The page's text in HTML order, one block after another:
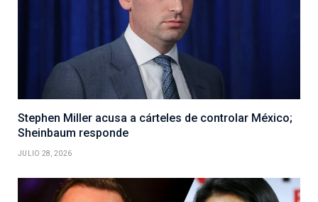
Stephen Miller acusa a cárteles de controlar México;
Sheinbaum responde
JULIO 28, 2026